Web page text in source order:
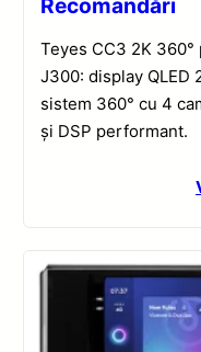
Teyes CC3 2K
J300: display QLED
sistem 360° cu 4
și DSP performant.